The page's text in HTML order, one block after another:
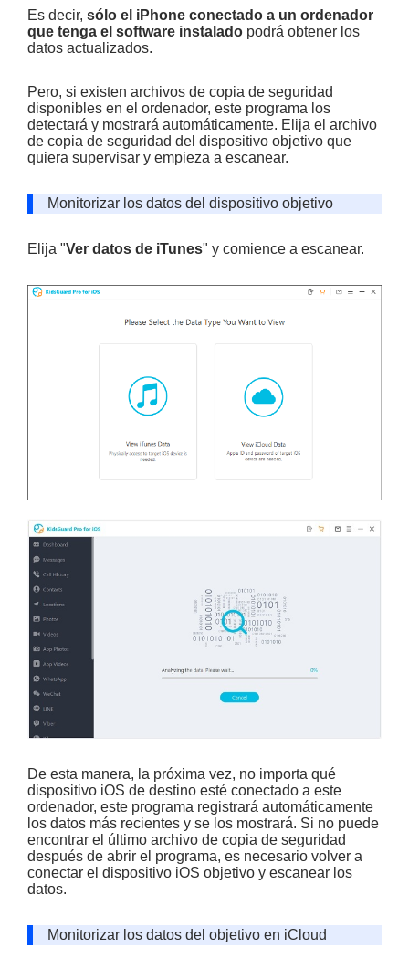
Es decir, sólo el iPhone conectado a un ordenador
que tenga el software instalado podrá obtener los
datos actualizados.
Pero, si existen archivos de copia de seguridad
disponibles en el ordenador, este programa los
detectará y mostrará automáticamente. Elija el archivo
de copia de seguridad del dispositivo objetivo que
quiera supervisar y empieza a escanear.
Monitorizar los datos del dispositivo objetivo
Elija "Ver datos de iTunes" y comience a escanear.
De esta manera, la próxima vez, no importa qué
dispositivo iOS de destino esté conectado a este
ordenador, este programa registrará automáticamente
los datos más recientes y se los mostrará. Si no puede
encontrar el último archivo de copia de seguridad
después de abrir el programa, es necesario volver a
conectar el dispositivo iOS objetivo y escanear los
datos.
Monitorizar los datos del objetivo en iCloud